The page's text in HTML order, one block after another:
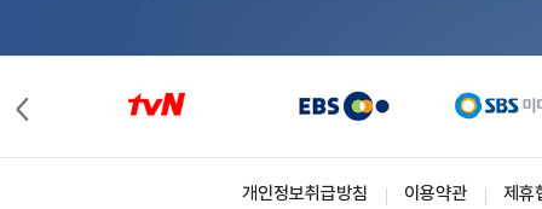
개인정보취급방침 이용약관 제휴